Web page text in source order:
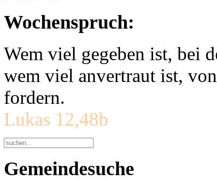
Wochenspruch:
Wem viel gegeben ist, bei
wem viel anvertraut ist,
fordern.
Lukas 12,48b
Gemeindesuche